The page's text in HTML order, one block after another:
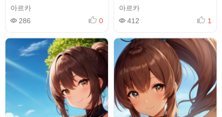
아르카
286
0
아르카
412
1